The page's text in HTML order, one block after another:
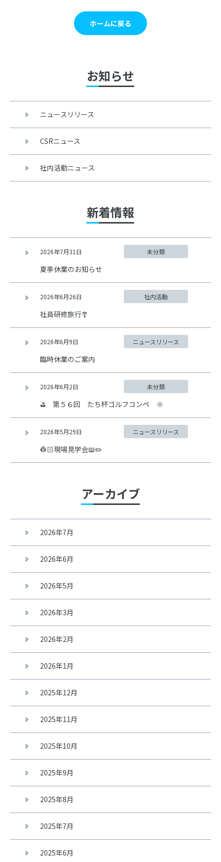
ホームに戻る
お知らせ
ニュースリリース
CSRニュース
社内活動ニュース
新着情報
2026年7月31日 未分類
夏季休業のお知らせ
2026年6月26日 社内活動
社員研修旅行🎐
2026年6月9日 ニュースリリース
臨時休業のご案内
2026年6月2日 未分類
⛳ 第５６回 たち杯ゴルフコンペ 🌞
2026年5月29日 ニュースリリース
👷🏻現場見学会📖✏️
アーカイブ
2026年7月
2026年6月
2026年5月
2026年3月
2026年2月
2026年1月
2025年12月
2025年11月
2025年10月
2025年9月
2025年8月
2025年7月
2025年6月